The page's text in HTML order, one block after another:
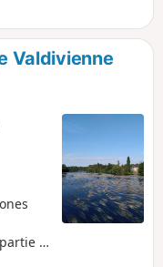
la
que de
de
Valdivienne
le